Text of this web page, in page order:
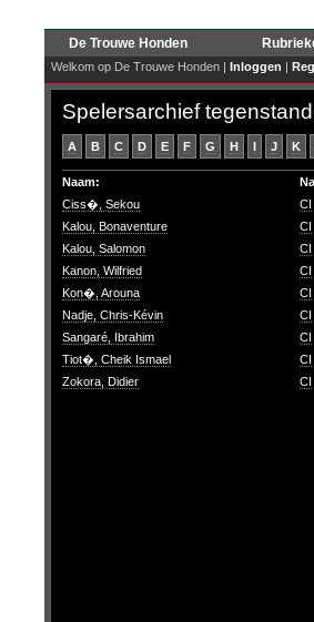
De Trouwe Honden
Welkom op De Trouwe Honden | Inloggen |
Spelersarchief
A B C D E F G H I J K
Naam:
Ciss�, Sekou
CI
Kalou, Bonaventure
CI
Kalou, Salomon
CI
Kanon, Wilfried
CI
Kon�, Arouna
CI
Nadje, Chris-Kévin
CI
Sangaré, Ibrahim
CI
Tiot�, Cheik Ismael
CI
Zokora, Didier
CI